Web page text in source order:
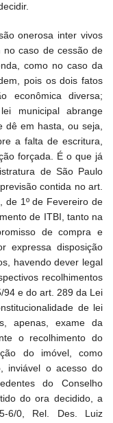
onerosa inter vivos
no caso de cessão de
como no caso da
pois os dois fatos
econômica diversa;
municipal abrange
dê em hasta, ou seja,
a falta de escritura,
forçada. É o que já
de São Paulo
contida no art.
de 1º de Fevereiro de
de ITBI, tanto na
de compra e
expressa disposição
havendo dever legal
recolhimentos
94 e do art. 289 da Lei
de lei
apenas, exame da
o recolhimento do
do imóvel, como
inviável o acesso do
do Conselho
do ora decidido, a
6/0, Rel. Des. Luiz